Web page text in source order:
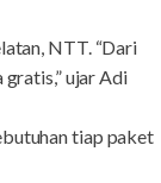
NTT. “Dari
ujar Adi
tiap paket